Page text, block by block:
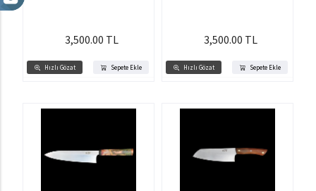
Hızlı Gözat Sepete Ekle
3,500.00 TL
Hızlı Gözat Sepete Ekle
3,500.00 TL